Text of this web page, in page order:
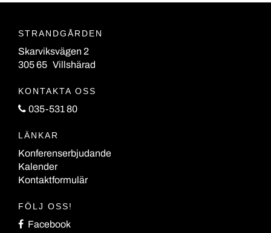
STRANDGÅRDEN
Skarviksvägen 2
305 65 Villshärad
KONTAKTA OSS
035-531 80
LÄNKAR
Konferenserbjudande
Kalender
Kontaktformulär
FÖLJ OSS!
Facebook